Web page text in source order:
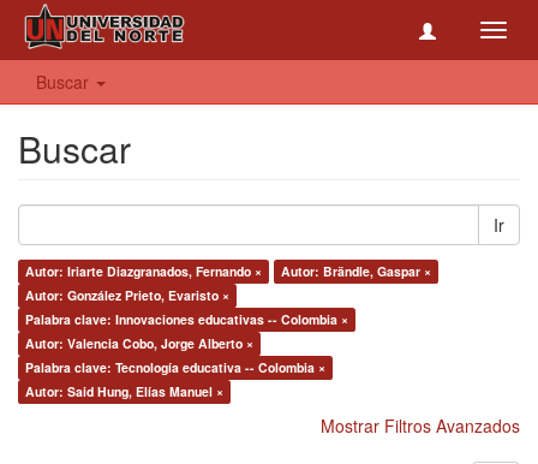
Buscar
Buscar
Ir
Autor: Iriarte Diazgranados, Fernando ×
Autor: Brändle, Gaspar ×
Autor: González Prieto, Evaristo ×
Palabra clave: Innovaciones educativas -- Colombia ×
Autor: Valencia Cobo, Jorge Alberto ×
Palabra clave: Tecnología educativa -- Colombia ×
Autor: Said Hung, Elías Manuel ×
Mostrar Filtros Avanzados